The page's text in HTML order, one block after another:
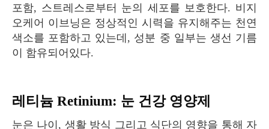
포함, 스트레스로부터 눈의 세포를 보호한다. 비지
오케어 이브닝은 정상적인 시력을 유지해주는 천연
색소를 포함하고 있는데, 성분 중 일부는 생선 기름
이 함유되어있다.
레티늄 Retinium: 눈 건강 영양제
눈은 나이, 생활 방식 그리고 식단의 영향을 통해 자